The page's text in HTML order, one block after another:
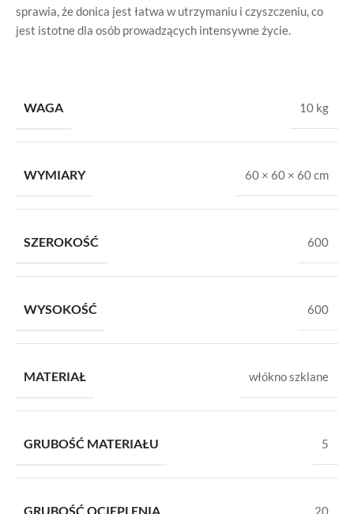
sprawia, że donica jest łatwa w utrzymaniu i czyszczeniu, co
jest istotne dla osób prowadzących intensywne życie.
WAGA 10 kg
WYMIARY 60 × 60 × 60 cm
SZEROKOŚĆ 600
WYSOKOŚĆ 600
MATERIAŁ włókno szklane
GRUBOŚĆ MATERIAŁU 5
GRUBOŚĆ OCIEPLENIA 20